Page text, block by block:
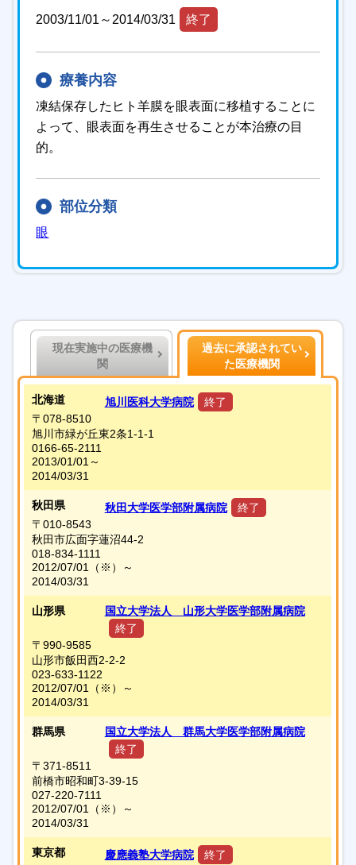
2003/11/01～2014/03/31 終了
療養内容
凍結保存したヒト羊膜を眼表面に移植することに
よって、眼表面を再生させることが本治療の目
的。
部位分類
眼
現在実施中の医療機
関
過去に承認されてい
た医療機関
北海道 旭川医科大学病院
終了
〒078-8510
旭川市緑が丘東2条1-1-1
0166-65-2111
2013/01/01～
2014/03/31
秋田県 秋田大学医学部附属病院
終了
〒010-8543
秋田市広面字蓮沼44-2
018-834-1111
2012/07/01
（※）
～
2014/03/31
山形県
国立大学法人 山形大学医学部附属病院
終了
〒990-9585
山形市飯田西2-2-2
023-633-1122
2012/07/01
（※）
～
2014/03/31
群馬県
国立大学法人 群馬大学医学部附属病院
終了
〒371-8511
前橋市昭和町3-39-15
027-220-7111
2012/07/01
（※）
～
2014/03/31
東京都 慶應義塾大学病院 終了